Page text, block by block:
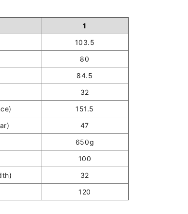
1
103.5
80
84.5
32
151.5
47
650g
100
32
120